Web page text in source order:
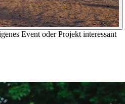
Event oder Projekt interessant